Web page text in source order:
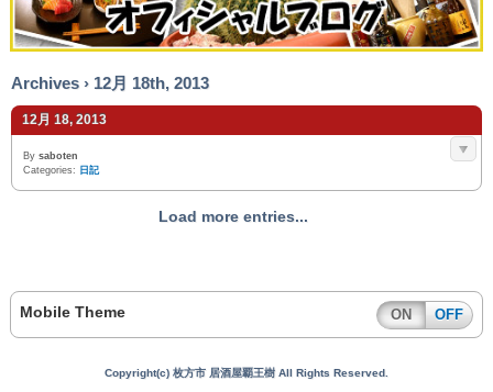
Archives › 12月 18th, 2013
12月 18, 2013
By saboten
Categories: 日記
Load more entries...
Mobile Theme ON OFF
Copyright(c) 枚方市 居酒屋覇王樹 All Rights Reserved.